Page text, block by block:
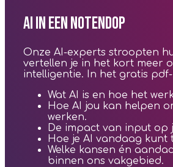
AI in een notendop
Onze AI-experts stroopten
vertellen je in het kort meer
intelligentie. In het gratis
Wat AI is en hoe het
Hoe AI jou kan helpen
werken.
De impact van input op
Hoe je AI vandaag kunt
Welke kansen én
binnen ons vakgebied.